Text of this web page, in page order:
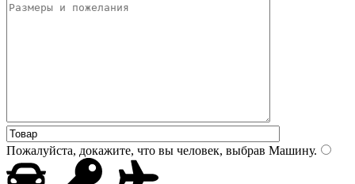
Пожалуйста, докажите, что вы человек, выбрав Машину.